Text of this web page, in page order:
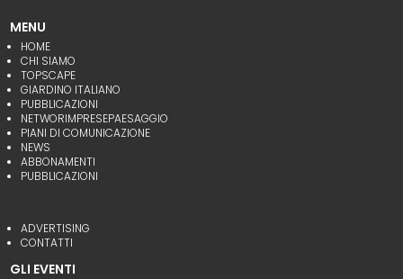
MENU
HOME
CHI SIAMO
TOPSCAPE
GIARDINO ITALIANO
PUBBLICAZIONI
NETWORIMPRESEPAESAGGIO
PIANI DI COMUNICAZIONE
NEWS
ABBONAMENTI
PUBBLICAZIONI
ADVERTISING
CONTATTI
GLI EVENTI